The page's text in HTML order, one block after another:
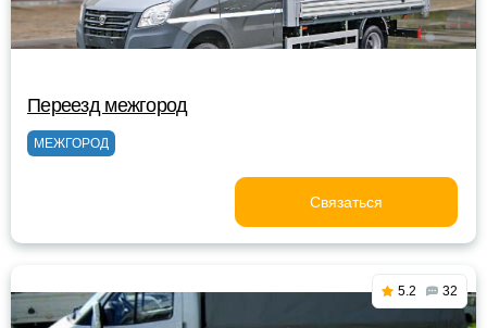
Переезд межгород
МЕЖГОРОД
Связаться
5.2 32